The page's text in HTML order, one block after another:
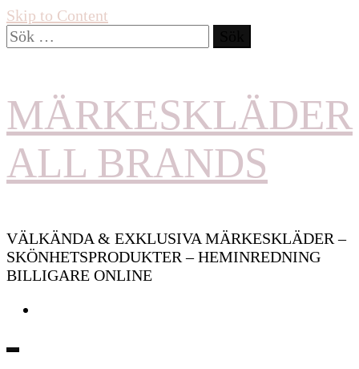
Skip to Content
Sök
efter:
MÄRKESKLÄDER
ALL BRANDS
VÄLKÄNDA & EXKLUSIVA MÄRKESKLÄDER –
SKÖNHETSPRODUKTER – HEMINREDNING
BILLIGARE ONLINE